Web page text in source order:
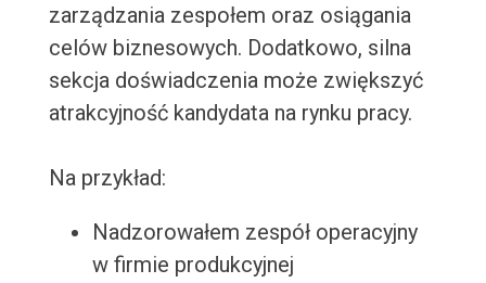
zarządzania zespołem oraz osiągania
celów biznesowych. Dodatkowo, silna
sekcja doświadczenia może zwiększyć
atrakcyjność kandydata na rynku pracy.
Na przykład:
Nadzorowałem zespół operacyjny
w firmie produkcyjnej